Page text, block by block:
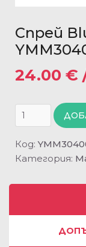
Спрей
24.00 €
Код:
Категория: